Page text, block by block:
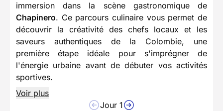
immersion dans la scène gastronomique de
Chapinero. Ce parcours culinaire vous permet de
découvrir la créativité des chefs locaux et les
saveurs authentiques de la Colombie, une
première étape idéale pour s'imprégner de
l'énergie urbaine avant de débuter vos activités
sportives.
Voir plus
Jour 1